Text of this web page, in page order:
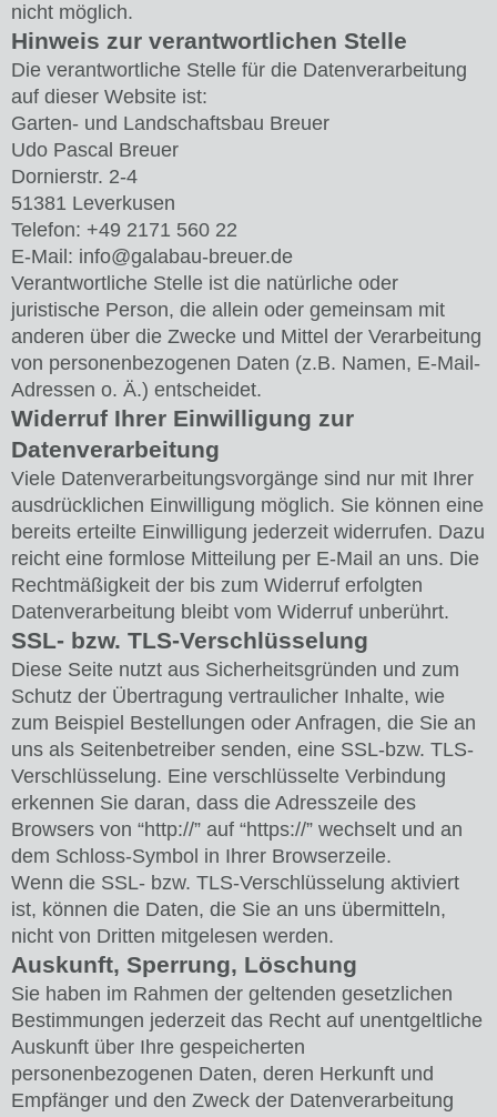
nicht möglich.
Hinweis zur verantwortlichen Stelle
Die verantwortliche Stelle für die Datenverarbeitung
auf dieser Website ist:
Garten- und Landschaftsbau Breuer
Udo Pascal Breuer
Dornierstr. 2-4
51381 Leverkusen
Telefon: +49 2171 560 22
E-Mail: info@galabau-breuer.de
Verantwortliche Stelle ist die natürliche oder
juristische Person, die allein oder gemeinsam mit
anderen über die Zwecke und Mittel der Verarbeitung
von personenbezogenen Daten (z.B. Namen, E-Mail-
Adressen o. Ä.) entscheidet.
Widerruf Ihrer Einwilligung zur
Datenverarbeitung
Viele Datenverarbeitungsvorgänge sind nur mit Ihrer
ausdrücklichen Einwilligung möglich. Sie können eine
bereits erteilte Einwilligung jederzeit widerrufen. Dazu
reicht eine formlose Mitteilung per E-Mail an uns. Die
Rechtmäßigkeit der bis zum Widerruf erfolgten
Datenverarbeitung bleibt vom Widerruf unberührt.
SSL- bzw. TLS-Verschlüsselung
Diese Seite nutzt aus Sicherheitsgründen und zum
Schutz der Übertragung vertraulicher Inhalte, wie
zum Beispiel Bestellungen oder Anfragen, die Sie an
uns als Seitenbetreiber senden, eine SSL-bzw. TLS-
Verschlüsselung. Eine verschlüsselte Verbindung
erkennen Sie daran, dass die Adresszeile des
Browsers von “http://” auf “https://” wechselt und an
dem Schloss-Symbol in Ihrer Browserzeile.
Wenn die SSL- bzw. TLS-Verschlüsselung aktiviert
ist, können die Daten, die Sie an uns übermitteln,
nicht von Dritten mitgelesen werden.
Auskunft, Sperrung, Löschung
Sie haben im Rahmen der geltenden gesetzlichen
Bestimmungen jederzeit das Recht auf unentgeltliche
Auskunft über Ihre gespeicherten
personenbezogenen Daten, deren Herkunft und
Empfänger und den Zweck der Datenverarbeitung